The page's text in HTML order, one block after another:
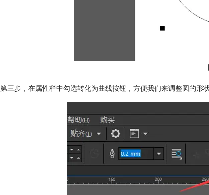
第三步，在属性栏中勾选转化为曲线按钮，方便我们来调整圆的形